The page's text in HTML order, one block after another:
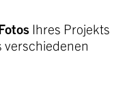
Ihres Projekts
verschiedenen